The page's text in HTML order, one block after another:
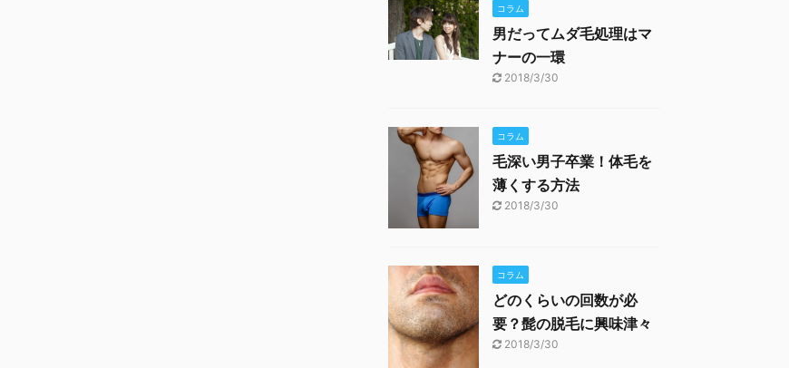
コラム
男だってムダ毛処理はマ
ナーの一環
2018/3/30
コラム
毛深い男子卒業！体毛を
薄くする方法
2018/3/30
コラム
どのくらいの回数が必
要？髭の脱毛に興味津々
2018/3/30